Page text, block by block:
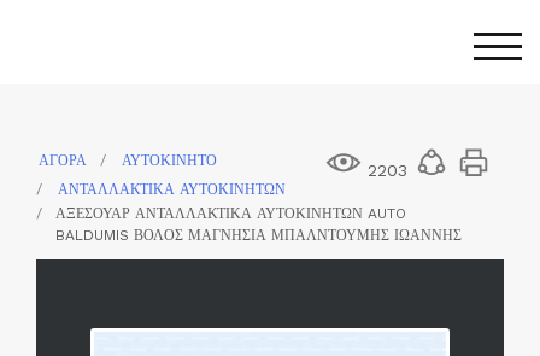
2203
ΑΓΟΡΑ
ΑΥΤΟΚΙΝΗΤΟ
ΑΝΤΑΛΛΑΚΤΙΚΑ ΑΥΤΟΚΙΝΗΤΩΝ
ΑΞΕΣΟΥΑΡ ΑΝΤΑΛΛΑΚΤΙΚΑ ΑΥΤΟΚΙΝΗΤΩΝ AUTO
BALDUMIS ΒΟΛΟΣ ΜΑΓΝΗΣΙΑ ΜΠΑΛΝΤΟΥΜΗΣ ΙΩΑΝΝΗΣ